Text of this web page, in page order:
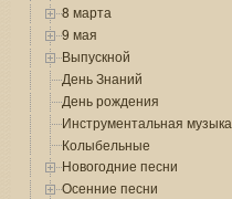
8 марта
9 мая
Выпускной
День Знаний
День рождения
Инструментальная музыка
Колыбельные
Новогодние песни
Осенние песни